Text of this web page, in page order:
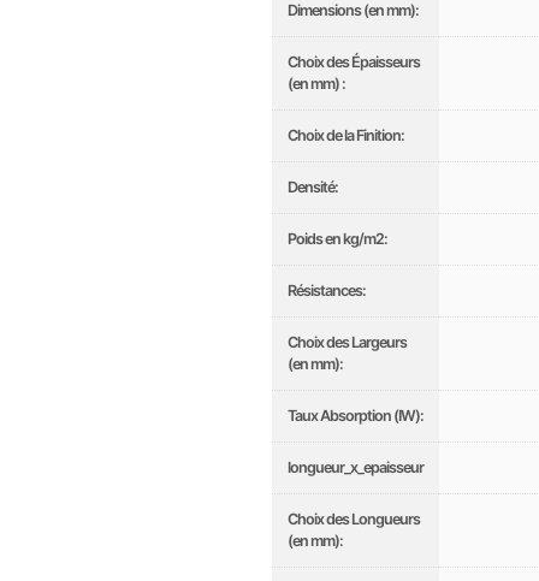
Dimensions (en mm):
Choix des Épaisseurs
(en mm) :
Choix de la Finition:
Densité:
Poids en kg/m2:
Résistances:
Choix des Largeurs
(en mm):
Taux Absorption (IW):
longueur_x_epaisseur
Choix des Longueurs
(en mm):